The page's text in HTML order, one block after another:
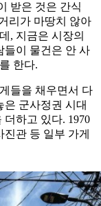
받은 것은 간식
리가 마땅치 않아
, 지금은 시장의
들이 물건은 안 사
한다.
들을 채우면서 다
군사정권 시대
하고 있다. 1970
관 등 일부 가게